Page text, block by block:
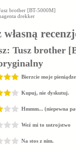
brother [BT-5000M]
drekker
własną
Tusz brother
Bierzcie moje
Kupuj, nie dyskutuj.
Hmmm... (niepewna
Weź mi to ustrojstwo
Na stos z nim.